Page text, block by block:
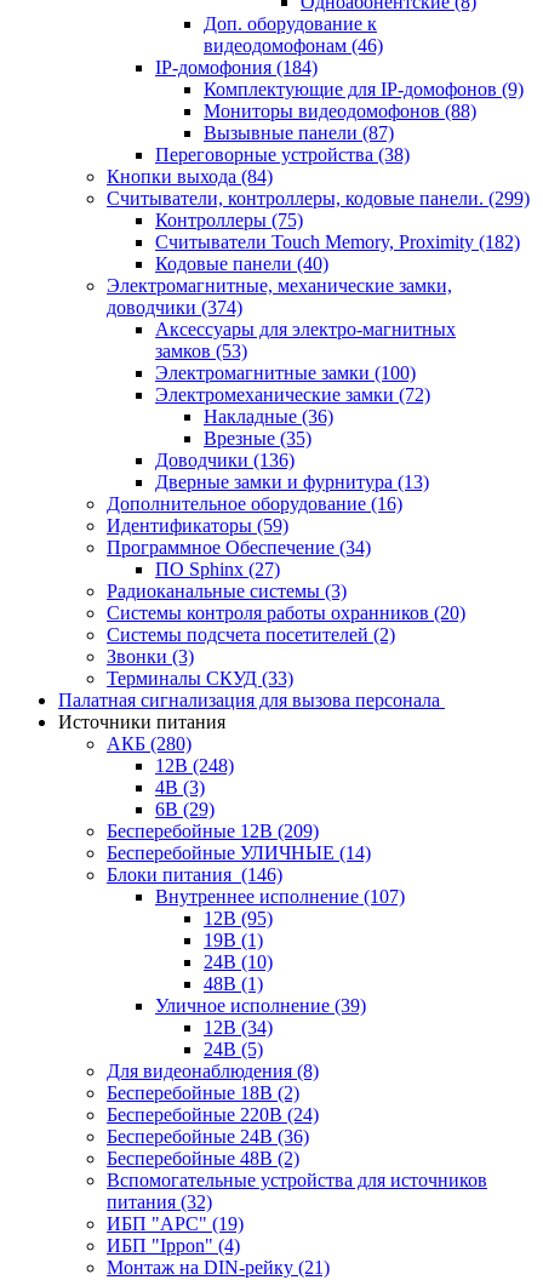
Доп. оборудование к
видеодомофонам (46)
IP-домофония (184)
Комплектующие для IP-домофонов (9)
Мониторы видеодомофонов (88)
Вызывные панели (87)
Переговорные устройства (38)
Кнопки выхода (84)
Считыватели, контроллеры, кодовые панели. (299)
Контроллеры (75)
Считыватели Touch Memory, Proximity (182)
Кодовые панели (40)
Электромагнитные, механические замки,
доводчики (374)
Аксессуары для электро-магнитных
замков (53)
Электромагнитные замки (100)
Электромеханические замки (72)
Накладные (36)
Врезные (35)
Доводчики (136)
Дверные замки и фурнитура (13)
Дополнительное оборудование (16)
Идентификаторы (59)
Программное Обеспечение (34)
ПО Sphinx (27)
Радиоканальные системы (3)
Системы контроля работы охранников (20)
Системы подсчета посетителей (2)
Звонки (3)
Терминалы СКУД (33)
Палатная сигнализация для вызова персонала
Источники питания
АКБ (280)
12В (248)
4В (3)
6В (29)
Бесперебойные 12В (209)
Бесперебойные УЛИЧНЫЕ (14)
Блоки питания (146)
Внутреннее исполнение (107)
12В (95)
19В (1)
24В (10)
48В (1)
Уличное исполнение (39)
12В (34)
24В (5)
Для видеонаблюдения (8)
Бесперебойные 18В (2)
Бесперебойные 220В (24)
Бесперебойные 24В (36)
Бесперебойные 48В (2)
Вспомогательные устройства для источников
питания (32)
ИБП "APC" (19)
ИБП "Ippon" (4)
Монтаж на DIN-рейку (21)